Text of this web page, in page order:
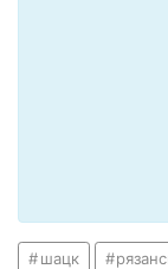
шацк